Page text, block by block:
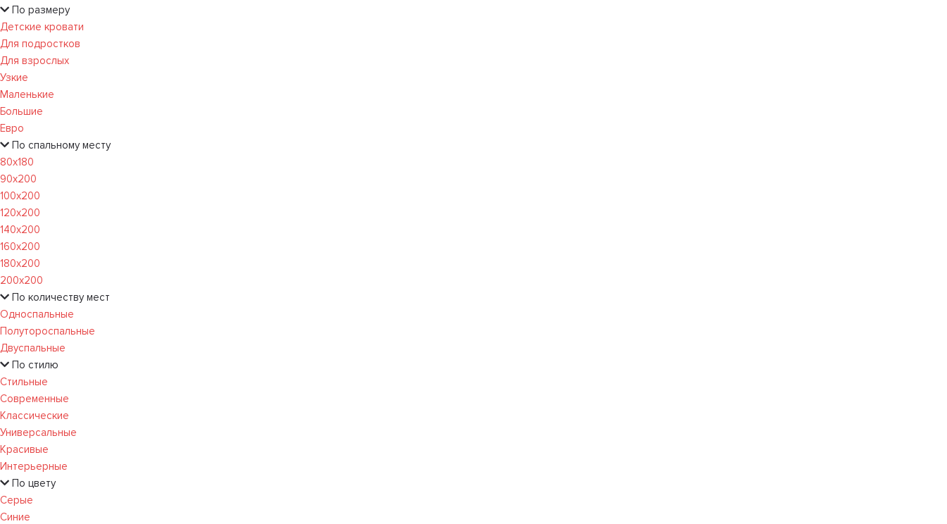
По размеру
Детские кровати
Для подростков
Для взрослых
Узкие
Маленькие
Большие
Евро
По спальному месту
80х180
90х200
100х200
120x200
140х200
160х200
180х200
200х200
По количеству мест
Односпальные
Полутороспальные
Двуспальные
По стилю
Стильные
Современные
Классические
Универсальные
Красивые
Интерьерные
По цвету
Серые
Синие